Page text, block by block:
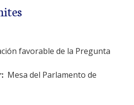
favorable de la Pregunta
Mesa del Parlamento de